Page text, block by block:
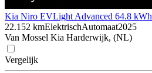
Kia Niro EVLight Advanced 64.8 kWh
22.152 kmElektrischAutomaat2025
Van Mossel Kia Harderwijk, (NL)
Vergelijk